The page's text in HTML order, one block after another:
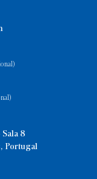
8
Portugal